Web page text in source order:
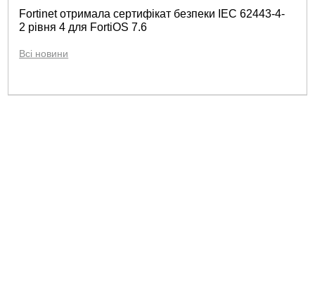
Fortinet отримала сертифікат безпеки IEC 62443-4-
2 рівня 4 для FortiOS 7.6
Всі новини